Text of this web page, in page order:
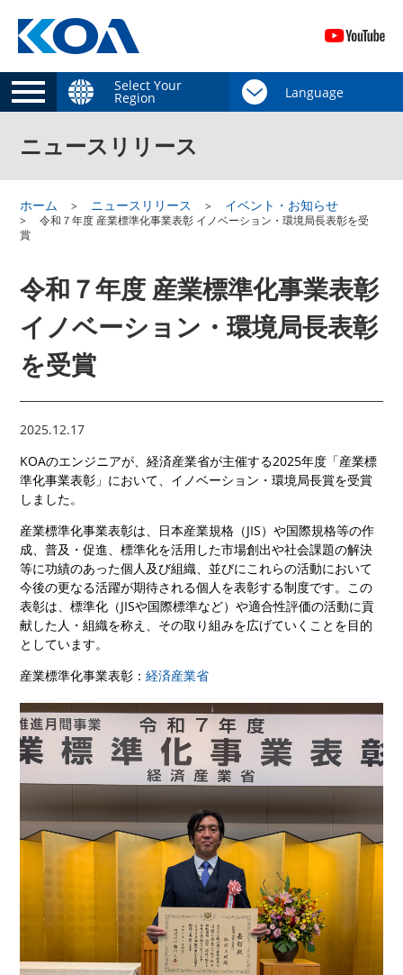
Select Your
Region
ニュースリリース
ホーム ニュースリリース イベント・お知らせ
令和７年度 産業標準化事業表彰 イノベーション・環境局長表彰を受
賞
令和７年度 産業標準化事業表彰
イノベーション・環境局長表彰
を受賞
2025.12.17
KOAのエンジニアが、経済産業省が主催する2025年度「産業標
準化事業表彰」において、イノベーション・環境局長賞を受賞
しました。
産業標準化事業表彰は、日本産業規格（JIS）や国際規格等の作
成、普及・促進、標準化を活用した市場創出や社会課題の解決
等に功績のあった個人及び組織、並びにこれらの活動において
今後の更なる活躍が期待される個人を表彰する制度です。この
表彰は、標準化（JISや国際標準など）や適合性評価の活動に貢
献した人・組織を称え、その取り組みを広げていくことを目的
としています。
産業標準化事業表彰：経済産業省